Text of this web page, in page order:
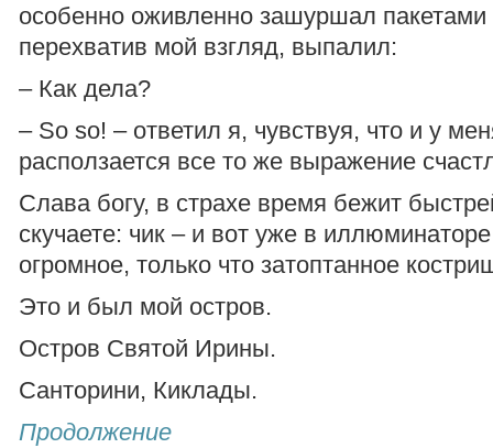
особенно оживленно зашуршал пакетами
перехватив мой взгляд, выпалил:
– Как дела?
– So so! – ответил я, чувствуя, что и у
расползается все то же выражение
Слава богу, в страхе время бежит
скучаете: чик – и вот уже в
огромное, только что затоптанное
Это и был мой остров.
Остров Святой Ирины.
Санторини, Киклады.
Продолжение